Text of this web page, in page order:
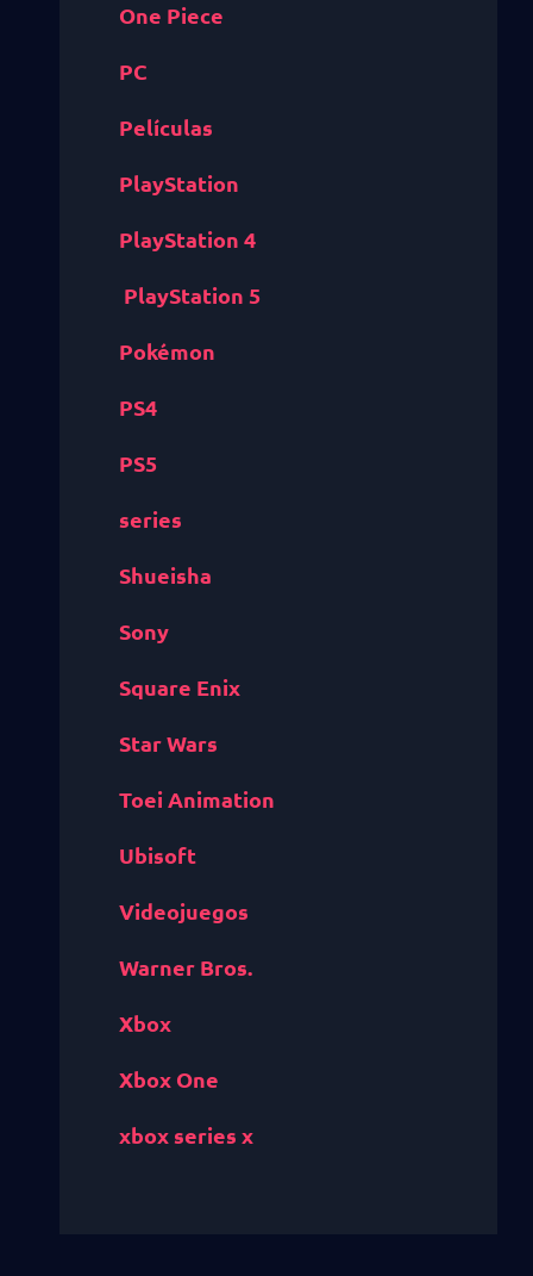
One Piece
PC
Películas
PlayStation
PlayStation 4
PlayStation 5
Pokémon
PS4
PS5
series
Shueisha
Sony
Square Enix
Star Wars
Toei Animation
Ubisoft
Videojuegos
Warner Bros.
Xbox
Xbox One
xbox series x